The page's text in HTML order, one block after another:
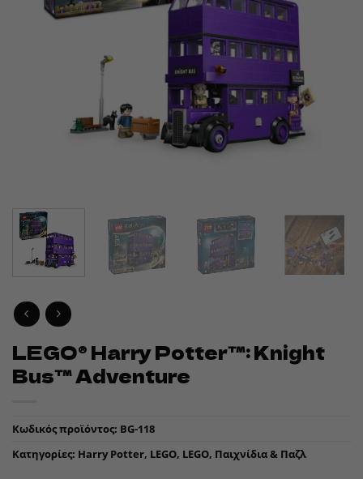
LEGO® Harry Potter™: Knight
Bus™ Adventure
Κωδικός προϊόντος: BG-118
Κατηγορίες: Harry Potter, LEGO, LEGO, Παιχνίδια & Παζλ